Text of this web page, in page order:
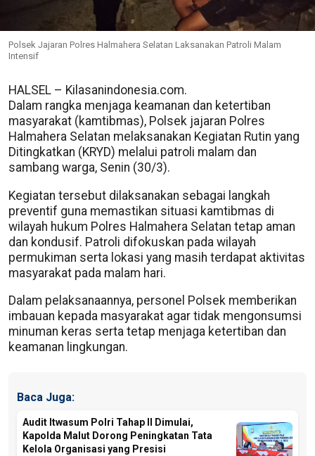
Polsek Jajaran Polres Halmahera Selatan Laksanakan Patroli Malam
Intensif
HALSEL – Kilasanindonesia.com.
Dalam rangka menjaga keamanan dan ketertiban
masyarakat (kamtibmas), Polsek jajaran Polres
Halmahera Selatan melaksanakan Kegiatan Rutin yang
Ditingkatkan (KRYD) melalui patroli malam dan
sambang warga, Senin (30/3).
Kegiatan tersebut dilaksanakan sebagai langkah
preventif guna memastikan situasi kamtibmas di
wilayah hukum Polres Halmahera Selatan tetap aman
dan kondusif. Patroli difokuskan pada wilayah
permukiman serta lokasi yang masih terdapat aktivitas
masyarakat pada malam hari.
Dalam pelaksanaannya, personel Polsek memberikan
imbauan kepada masyarakat agar tidak mengonsumsi
minuman keras serta tetap menjaga ketertiban dan
keamanan lingkungan.
Baca Juga:
Audit Itwasum Polri Tahap II Dimulai,
Kapolda Malut Dorong Peningkatan Tata
Kelola Organisasi yang Presisi